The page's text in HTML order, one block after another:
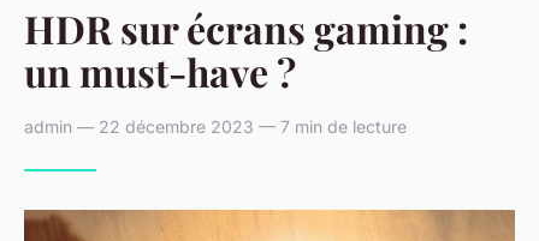
HDR sur écrans gaming :
un must-have ?
admin — 22 décembre 2023 — 7 min de lecture